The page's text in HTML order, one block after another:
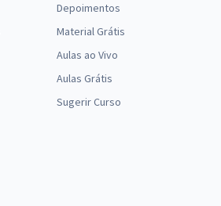
Depoimentos
Material Grátis
Aulas ao Vivo
Aulas Grátis
Sugerir Curso